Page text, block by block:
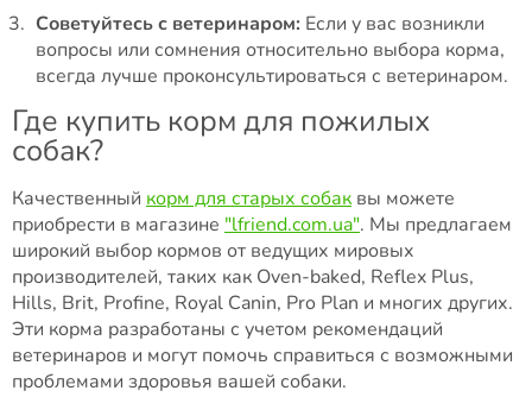
Советуйтесь с ветеринаром: Если у вас возникли
вопросы или сомнения относительно выбора корма,
всегда лучше проконсультироваться с ветеринаром.
Где купить корм для пожилых
собак?
Качественный корм для старых собак вы можете
приобрести в магазине "lfriend.com.ua". Мы предлагаем
широкий выбор кормов от ведущих мировых
производителей, таких как Oven-baked, Reflex Plus,
Hills, Brit, Profine, Royal Canin, Pro Plan и многих других.
Эти корма разработаны с учетом рекомендаций
ветеринаров и могут помочь справиться с возможными
проблемами здоровья вашей собаки.